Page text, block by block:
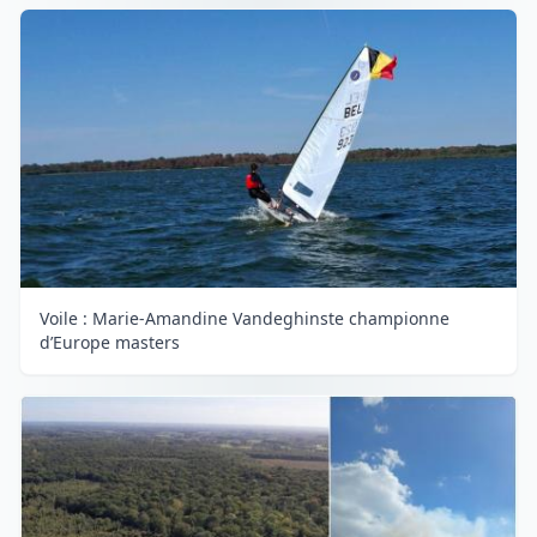
Voile : Marie-Amandine Vandeghinste championne
d’Europe masters